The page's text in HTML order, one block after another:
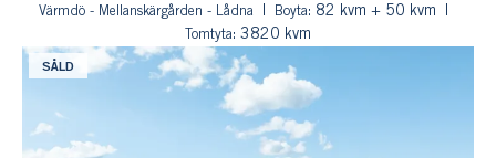
Värmdö - Mellanskärgården - Lådna Boyta: 82 kvm + 50 kvm
Tomtyta: 3820 kvm
SÅLD